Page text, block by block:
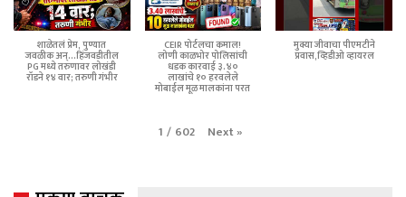
शाळेतलं प्रेम, पुण्यात
जवळीक अन्...हिंजवडीतील
PG मध्ये तरुणावर लोखंडी
रॉडने १४ वार; तरुणी गंभीर
CEIR पोर्टलचा कमाल!
लोणी काळभोर पोलिसांची
धडक कारवाई ३.४०
लाखांचे १० हरवलेले
मोबाईल मूळ मालकांना परत
मुक्या जीवाचा पीएमटीने
प्रवास,व्हिडीओ व्हायरल
1 / 602 Next»